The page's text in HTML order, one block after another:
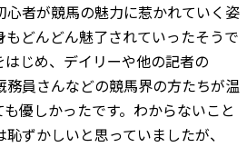
者が競馬の魅力に惹かれていく姿
どんどん魅了されていったそうで
じめ、デイリーや他の記者の
員さんなどの競馬界の方たちが温
優しかったです。わからないこと
ずかしいと思っていましたが、